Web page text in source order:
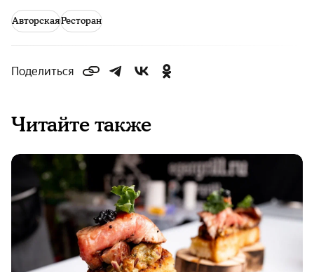
АвторскаяРесторан
Поделиться
Читайте также